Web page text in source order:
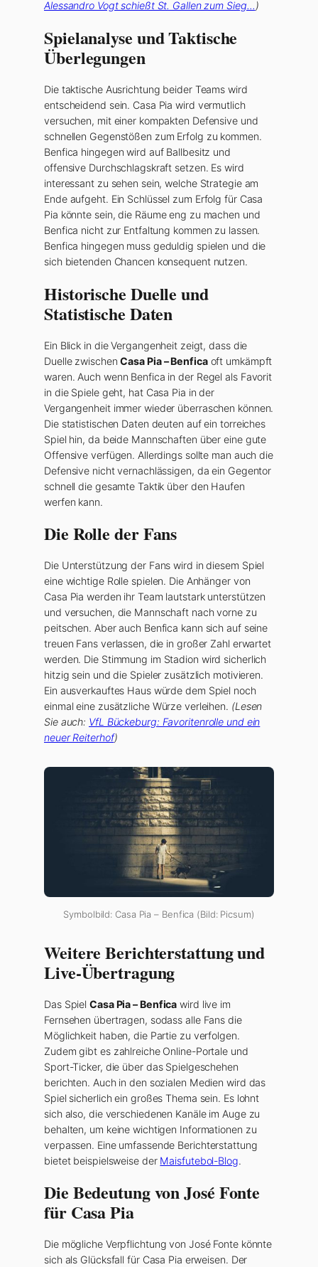
Alessandro Vogt schießt St. Gallen zum Sieg…)
Spielanalyse und Taktische
Überlegungen
Die taktische Ausrichtung beider Teams wird
entscheidend sein. Casa Pia wird vermutlich
versuchen, mit einer kompakten Defensive und
schnellen Gegenstößen zum Erfolg zu kommen.
Benfica hingegen wird auf Ballbesitz und
offensive Durchschlagskraft setzen. Es wird
interessant zu sehen sein, welche Strategie am
Ende aufgeht. Ein Schlüssel zum Erfolg für Casa
Pia könnte sein, die Räume eng zu machen und
Benfica nicht zur Entfaltung kommen zu lassen.
Benfica hingegen muss geduldig spielen und die
sich bietenden Chancen konsequent nutzen.
Historische Duelle und
Statistische Daten
Ein Blick in die Vergangenheit zeigt, dass die
Duelle zwischenCasa Pia – Benficaoft umkämpft
waren. Auch wenn Benfica in der Regel als Favorit
in die Spiele geht, hat Casa Pia in der
Vergangenheit immer wieder überraschen können.
Die statistischen Daten deuten auf ein torreiches
Spiel hin, da beide Mannschaften über eine gute
Offensive verfügen. Allerdings sollte man auch die
Defensive nicht vernachlässigen, da ein Gegentor
schnell die gesamte Taktik über den Haufen
werfen kann.
Die Rolle der Fans
Die Unterstützung der Fans wird in diesem Spiel
eine wichtige Rolle spielen. Die Anhänger von
Casa Pia werden ihr Team lautstark unterstützen
und versuchen, die Mannschaft nach vorne zu
peitschen. Aber auch Benfica kann sich auf seine
treuen Fans verlassen, die in großer Zahl erwartet
werden. Die Stimmung im Stadion wird sicherlich
hitzig sein und die Spieler zusätzlich motivieren.
Ein ausverkauftes Haus würde dem Spiel noch
einmal eine zusätzliche Würze verleihen. (Lesen
Sie auch: VfL Bückeburg: Favoritenrolle und ein
neuer Reiterhof)
Symbolbild: Casa Pia – Benfica (Bild: Picsum)
Weitere Berichterstattung und
Live-Übertragung
Das Spiel Casa Pia – Benfica wird live im
Fernsehen übertragen, sodass alle Fans die
Möglichkeit haben, die Partie zu verfolgen.
Zudem gibt es zahlreiche Online-Portale und
Sport-Ticker, die über das Spielgeschehen
berichten. Auch in den sozialen Medien wird das
Spiel sicherlich ein großes Thema sein. Es lohnt
sich also, die verschiedenen Kanäle im Auge zu
behalten, um keine wichtigen Informationen zu
verpassen. Eine umfassende Berichterstattung
bietet beispielsweise der Maisfutebol-Blog.
Die Bedeutung von José Fonte
für Casa Pia
Die mögliche Verpflichtung von José Fonte könnte
sich als Glücksfall für Casa Pia erweisen. Der